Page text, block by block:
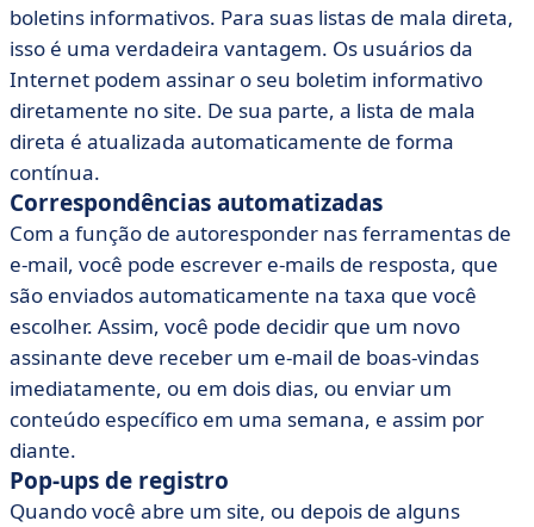
boletins informativos. Para suas listas de mala direta,
isso é uma verdadeira vantagem. Os usuários da
Internet podem assinar o seu boletim informativo
diretamente no site. De sua parte, a lista de mala
direta é atualizada automaticamente de forma
contínua.
Correspondências automatizadas
Com a função de autoresponder nas ferramentas de
e-mail, você pode escrever e-mails de resposta, que
são enviados automaticamente na taxa que você
escolher. Assim, você pode decidir que um novo
assinante deve receber um e-mail de boas-vindas
imediatamente, ou em dois dias, ou enviar um
conteúdo específico em uma semana, e assim por
diante.
Pop-ups de registro
Quando você abre um site, ou depois de alguns